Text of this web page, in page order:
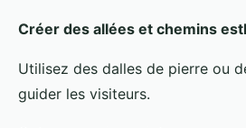
Créer des allées et chemins
Utilisez des dalles de pierre ou
guider les visiteurs.